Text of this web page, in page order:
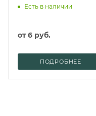
Есть в наличии
от6 руб.
ПОДРОБНЕЕ